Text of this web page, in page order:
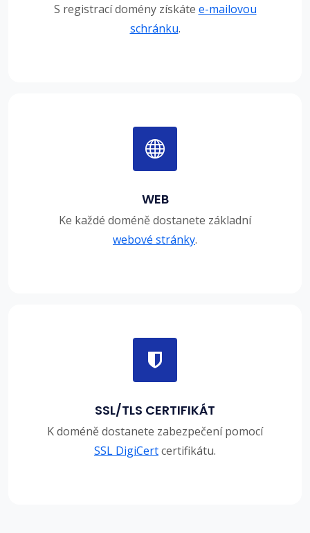
S registrací domény získáte e-mailovou
schránku.
WEB
Ke každé doméně dostanete základní
webové stránky.
SSL/TLS CERTIFIKÁT
K doméně dostanete zabezpečení pomocí
SSL DigiCertcertifikátu.